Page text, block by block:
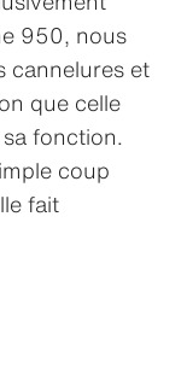
950, nous
cannelures et
que celle
fonction.
coup
fait